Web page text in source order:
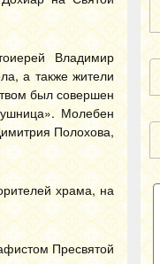
Владимир
а также жители
был совершен
Молебен
Полохова,
храма, на
Пресвятой